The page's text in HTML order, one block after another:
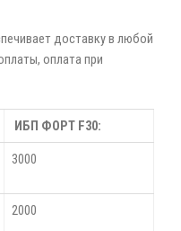
доставку в любой
оплата при
ИБП ФОРТ F30:
3000
2000